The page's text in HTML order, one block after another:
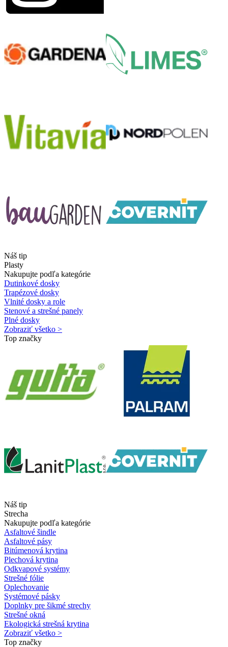
Náš tip
Plasty
Nakupujte podľa kategórie
Dutinkové dosky
Trapézové dosky
Vlnité dosky a role
Stenové a strešné panely
Plné dosky
Zobraziť všetko >
Top značky
Náš tip
Strecha
Nakupujte podľa kategórie
Asfaltové šindle
Asfaltové pásy
Bitúmenová krytina
Plechová krytina
Odkvapové systémy
Strešné fólie
Oplechovanie
Systémové pásky
Doplnky pre šikmé strechy
Strešné okná
Ekologická strešná krytina
Zobraziť všetko >
Top značky